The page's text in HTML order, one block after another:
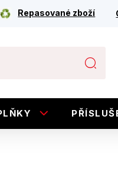
Repasované zboží